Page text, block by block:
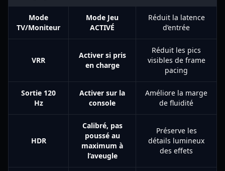
Mode
TV/Moniteur
Mode Jeu
ACTIVÉ
Réduit la latence
d’entrée
VRR
Activer si pris
en charge
Réduit les pics
visibles de frame
pacing
Sortie 120
Hz
Activer sur la
console
Améliore la marge
de fluidité
HDR
Calibré, pas
poussé au
maximum à
l’aveugle
Préserve les
détails lumineux
des effets